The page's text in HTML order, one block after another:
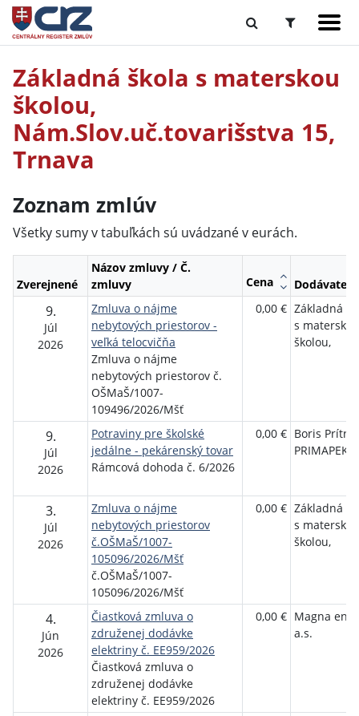
Základná škola s materskou
školou,
Nám.Slov.uč.tovarišstva 15,
Trnava
Zoznam zmlúv
Všetky sumy v tabuľkách sú uvádzané v eurách.
Zverejnené
Názov zmluvy / Č.
zmluvy
Cena Dodávateľ
9.
Júl
2026
Zmluva o nájme
nebytových priestorov -
veľká telocvičňa
Zmluva o nájme
nebytových priestorov č.
OŠMaŠ/1007-
109496/2026/Mšť
0,00 € Základná
s materskou
školou,
9.
Júl
2026
Potraviny pre školské
jedálne - pekárenský tovar
Rámcová dohoda č. 6/2026
0,00 € Boris
PRIMAPEK
3.
Júl
2026
Zmluva o nájme
nebytových priestorov
č.OŠMaŠ/1007-
105096/2026/Mšť
č.OŠMaŠ/1007-
105096/2026/Mšť
0,00 € Základná
s materskou
školou,
4.
Jún
2026
Čiastková zmluva o
združenej dodávke
elektriny č. EE959/2026
Čiastková zmluva o
združenej dodávke
elektriny č. EE959/2026
0,00 € Magna
a.s.